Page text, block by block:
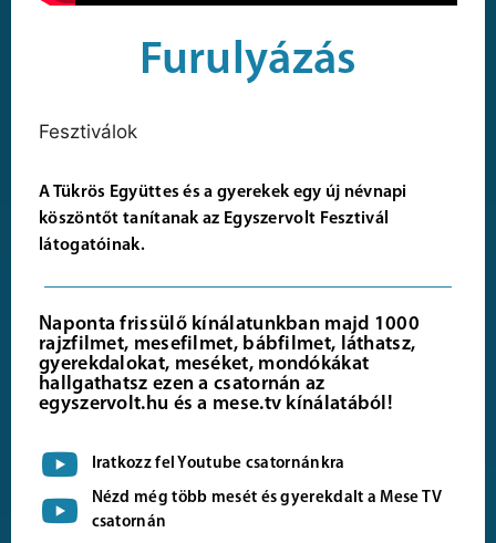
Furulyázás
Fesztiválok
A Tükrös Együttes és a gyerekek egy új névnapi
köszöntőt tanítanak az Egyszervolt Fesztivál
látogatóinak.
Naponta frissülő kínálatunkban majd 1000
rajzfilmet, mesefilmet, bábfilmet, láthatsz,
gyerekdalokat, meséket, mondókákat
hallgathatsz ezen a csatornán az
egyszervolt.hu és a mese.tv kínálatából!
Iratkozz fel Youtube csatornánkra
Nézd még több mesét és gyerekdalt a Mese TV
csatornán